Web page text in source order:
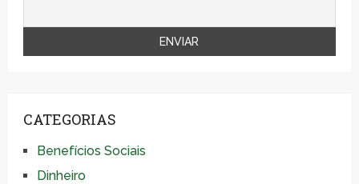
CATEGORIAS
Benefícios Sociais
Dinheiro